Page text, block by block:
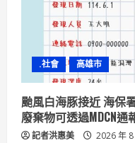
n
g
.社會 高雄市
颱風白海豚接近 海保
廢棄物可透過MDCN通
記者洪惠美 2026 年 8